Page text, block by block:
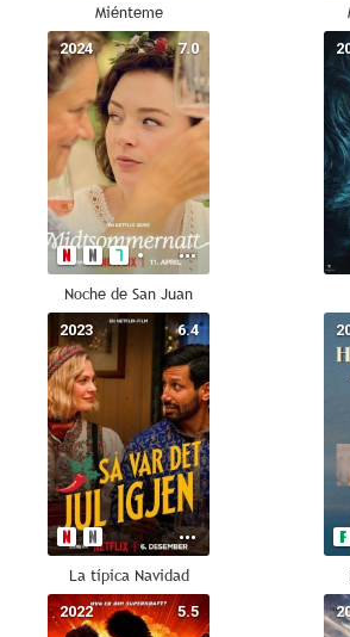
Miénteme
7.0
2024
Noche de San Juan
6.4
2023
La típica Navidad
5.5
2022